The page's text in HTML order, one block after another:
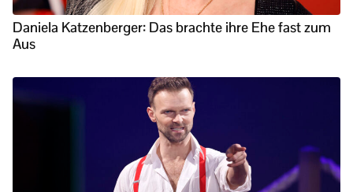
Daniela Katzenberger: Das brachte ihre Ehe fast zum
Aus